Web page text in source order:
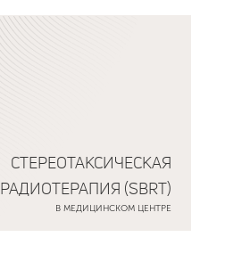
СТЕРЕОТАКСИЧЕСКАЯ
РАДИОТЕРАПИЯ (SBRT)
В МЕДИЦИНСКОМ ЦЕНТРЕ